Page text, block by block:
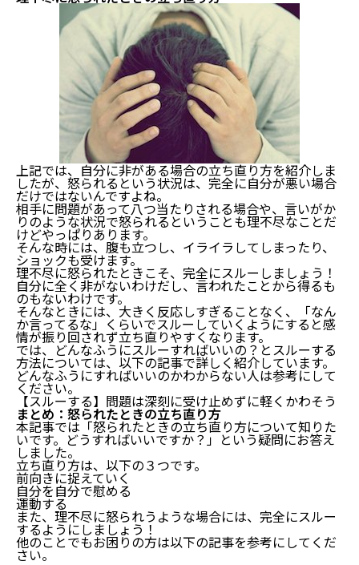
上記では、自分に非がある場合の立ち直り方を紹介しま
したが、怒られるという状況は、完全に自分が悪い場合
だけではないんですよね。
相手に問題があって八つ当たりされる場合や、言いがか
りのような状況で怒られるということも理不尽なことだ
けどやっぱりあります。
そんな時には、腹も立つし、イライラしてしまったり、
ショックも受けます。
理不尽に怒られたときこそ、完全にスルーしましょう！
自分に全く非がないわけだし、言われたことから得るも
のもないわけです。
そんなときには、大きく反応しすぎることなく、「なん
か言ってるな」くらいでスルーしていくようにすると感
情が振り回されず立ち直りやすくなります。
では、どんなふうにスルーすればいいの？とスルーする
方法については、以下の記事で詳しく紹介しています。
どんなふうにすればいいのかわからない人は参考にして
ください。
【スルーする】問題は深刻に受け止めずに軽くかわそう
まとめ：怒られたときの立ち直り方
本記事では「怒られたときの立ち直り方について知りた
いです。どうすればいいですか？」という疑問にお答え
しました。
立ち直り方は、以下の３つです。
前向きに捉えていく
自分を自分で慰める
運動する
また、理不尽に怒られうような場合には、完全にスルー
するようにしましょう！
他のことでもお困りの方は以下の記事を参考にしてくだ
さい。
怒られたときの立ち直り方
怒られたときの立ち直り方は３つある
①前向きに捉えていく
②自分で自分を慰める
③運動する
理不尽に怒られたときの立ち直り方
まとめ：怒られたときの立ち直り方